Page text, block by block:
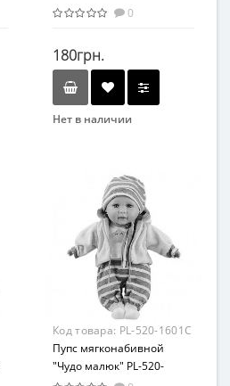
см (В жёлтом)0
180грн.
Нет в наличии
От 3-х лет
Возрастная группа
От 3 лет
Материал
Комбинированный
Код товара: PL-520-1601C
Пупс мягконабивной
"Чудо малюк" PL-520-